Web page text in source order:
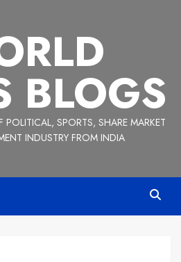
BLOGS
POLITICAL, SPORTS, SHARE MARKET
INDUSTRY FROM INDIA